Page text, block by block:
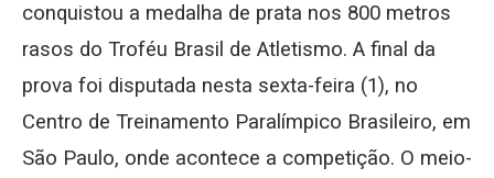
conquistou a medalha de prata nos 800 metros
rasos do Troféu Brasil de Atletismo. A final da
prova foi disputada nesta sexta-feira (1), no
Centro de Treinamento Paralímpico Brasileiro, em
São Paulo, onde acontece a competição. O meio-